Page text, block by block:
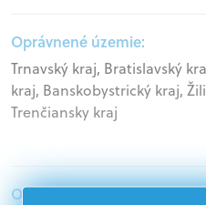
Oprávnené územie:
Trnavský kraj, Bratislavský
kraj, Banskobystrický kraj,
Trenčiansky kraj
Oprávnení žiadatelia: